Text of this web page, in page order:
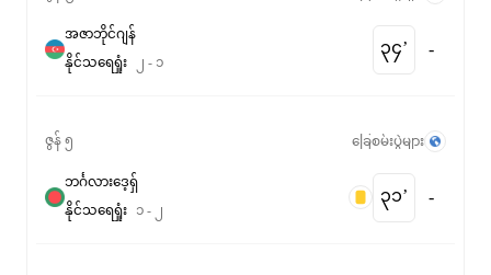
အဇာဘိုင်ဂျန်
နိုင်သရေရှုံး ၂ - ၁
၃၄‎’‎ -
ဇွန် ၅ ခြေစမ်းပွဲများ
ဘင်္ဂလားဒေ့ရှ်
နိုင်သရေရှုံး ၁- ၂
၃၁‎’‎ -